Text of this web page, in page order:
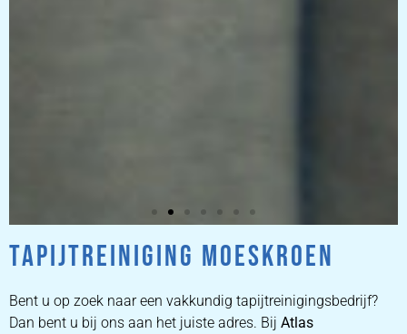
ZETEL
REINIGEN
TAPIJTREINIGING MOESKROEN
Bent u op zoek naar een vakkundig tapijtreinigingsbedrijf?
Dan bent u bij ons aan het juiste adres. Bij Atlas